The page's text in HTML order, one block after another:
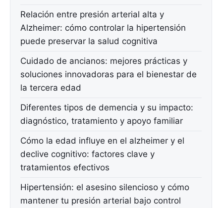
Relación entre presión arterial alta y
Alzheimer: cómo controlar la hipertensión
puede preservar la salud cognitiva
Cuidado de ancianos: mejores prácticas y
soluciones innovadoras para el bienestar de
la tercera edad
Diferentes tipos de demencia y su impacto:
diagnóstico, tratamiento y apoyo familiar
Cómo la edad influye en el alzheimer y el
declive cognitivo: factores clave y
tratamientos efectivos
Hipertensión: el asesino silencioso y cómo
mantener tu presión arterial bajo control